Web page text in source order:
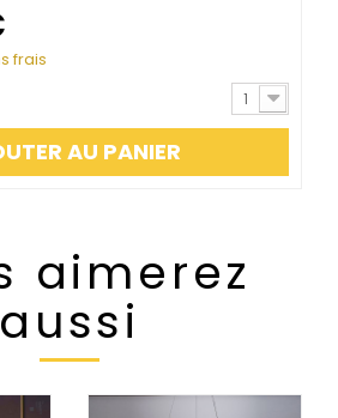
frais
1
AU PANIER
aimerez
aussi